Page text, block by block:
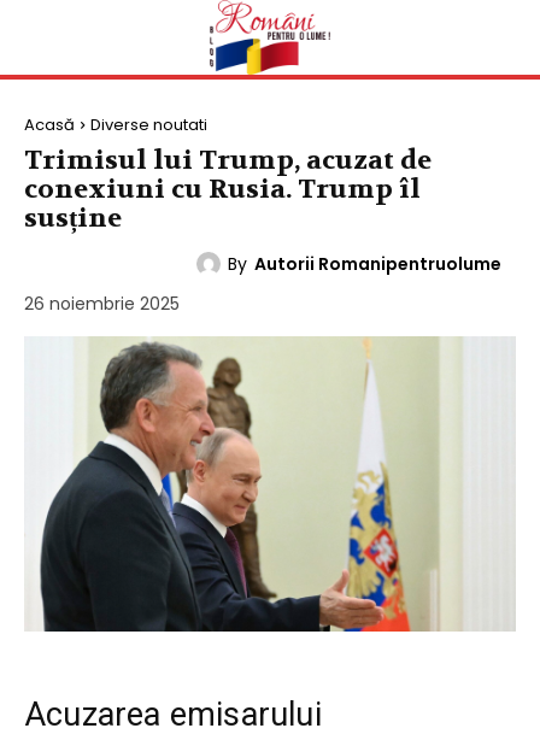
Acasă Diverse noutati
Trimisul lui Trump, acuzat de
conexiuni cu Rusia. Trump îl
susține
By Autorii Romanipentruolume
26 noiembrie 2025
Acuzarea emisarului